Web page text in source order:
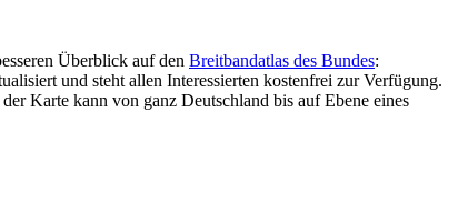
Überblick auf den Breitbandatlas des Bundes:
und steht allen Interessierten kostenfrei zur Verfügung.
Karte kann von ganz Deutschland bis auf Ebene eines